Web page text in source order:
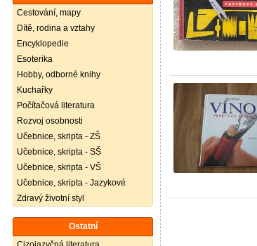
Cestování, mapy
Dítě, rodina a vztahy
Encyklopedie
Esoterika
Hobby, odborné knihy
Kuchařky
Počítačová literatura
Rozvoj osobnosti
Učebnice, skripta - ZŠ
Učebnice, skripta - SŠ
Učebnice, skripta - VŠ
Učebnice, skripta - Jazykové
Zdravý životní styl
Ostatní